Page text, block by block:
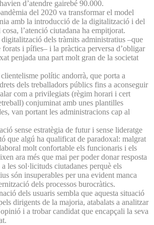
d’atendre gairebé 90.000.
del 2020 va transformar el model
amb la introducció de la digitalització i del
l’atenció ciutadana ha empitjorat.
digitalització dels tràmits administratius –que
i pífies– i la pràctica perversa d’obligar
penjada una part molt gran de la societat
polític andorrà, que porta a
dels treballadors públics fins a aconseguir
com a privilegiats (règim horari i cert
conjuminat amb unes plantilles
van portant les administracions cap al
sense estratègia de futur i sense lideratge
que algú ha qualificat de paradoxal: malgrat
molt confortable els funcionaris i els
ara més que mai per poder donar resposta
les sol·licituds ciutadanes perquè els
són insuperables per una evident manca
dels processos burocràtics.
dels usuaris sembla que aquesta situació
dirigents de la majoria, atabalats a analitzar
i a trobar candidat que encapçali la seva